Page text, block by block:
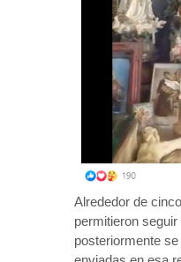
Alrededor de
permitieron
posteriormente